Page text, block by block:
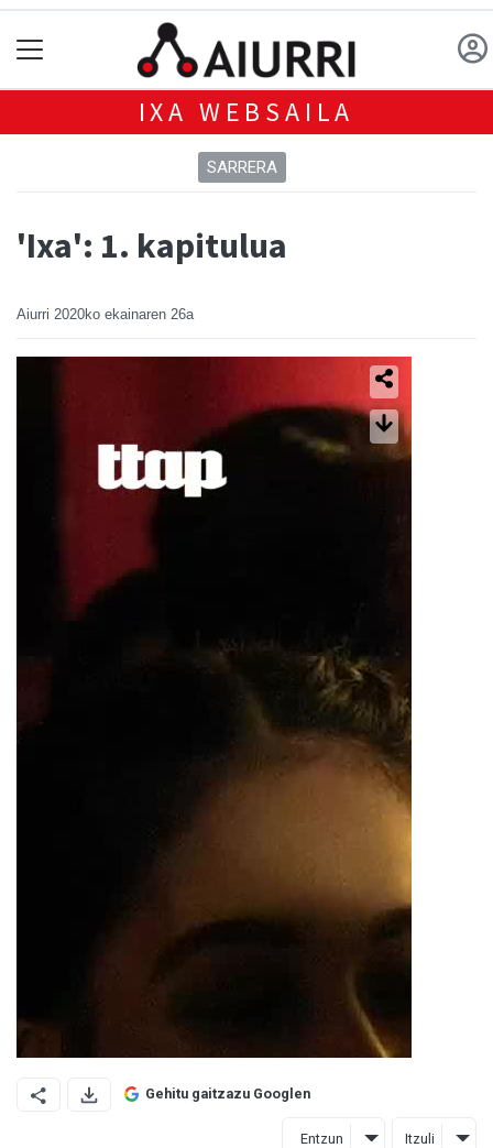
IXA WEBSAILA
SARRERA
'Ixa': 1. kapitulua
Aiurri 2020ko ekainaren 26a
Gehitu gaitzazu Googlen
Entzun Itzuli